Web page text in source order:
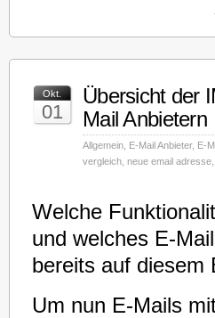
Okt.
01
Übersicht der
Mail Anbietern
Allgemein E-Mail Anbieter, E-
vergleich neue email adresse
Welche
und welches E-
bereits auf diesem
Um nun E-Mails